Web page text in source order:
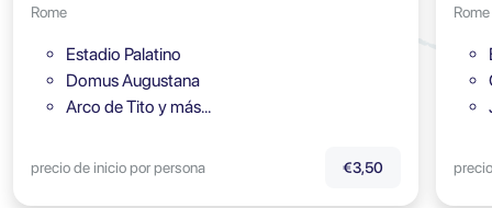
Rome
Estadio Palatino
Domus Augustana
Arco de Tito y más…
precio de inicio por persona €3,50
Rome